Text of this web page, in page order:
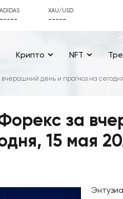
ADIDAS
-----
XAU/USD
-----
Крипто NFT
день и прогноз на
за
15 мая